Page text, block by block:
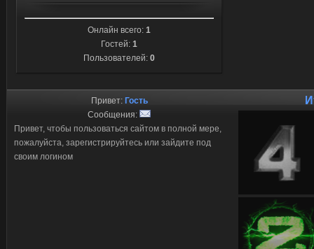
Онлайн всего: 1
Гостей: 1
Пользователей: 0
Привет: Гость
Сообщения:
Привет, чтобы пользоваться сайтом в полной мере,
пожалуйста, зарегистрируйтесь или зайдите под
своим логином